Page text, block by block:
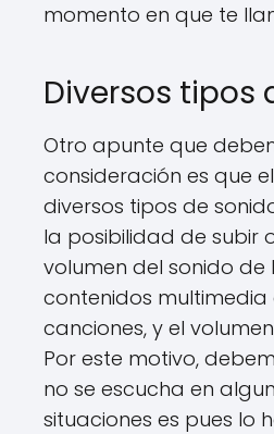
momento en que te
Diversos tipos
Otro apunte que
consideración es que
diversos tipos de
la posibilidad de subir
volumen del sonido
contenidos
canciones, y el
Por este motivo,
no se escucha en
situaciones es pues lo